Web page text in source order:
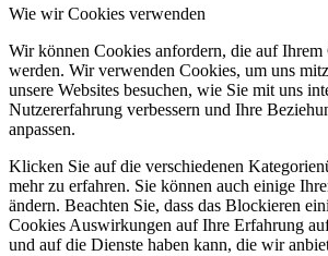
Wie wir Cookies verwenden
Wir können Cookies anfordern, die auf Ihrem
werden. Wir verwenden Cookies, um uns
unsere Websites besuchen, wie Sie mit uns
Nutzererfahrung verbessern und Ihre
anpassen.
Klicken Sie auf die verschiedenen
mehr zu erfahren. Sie können auch einige
ändern. Beachten Sie, dass das Blockieren
Cookies Auswirkungen auf Ihre Erfahrung
und auf die Dienste haben kann, die wir